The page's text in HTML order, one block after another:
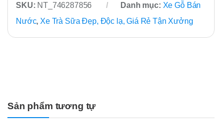
SKU: NT_746287856 Danh mục: Xe Gỗ Bán
Nước, Xe Trà Sữa Đẹp, Độc lạ, Giá Rẻ Tận Xưởng
Sản phẩm tương tự